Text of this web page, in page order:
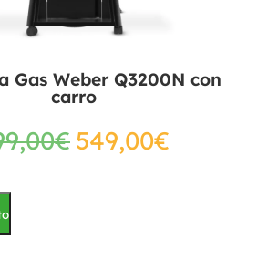
Gas Weber Q3200N con
carro
€ 549,00€